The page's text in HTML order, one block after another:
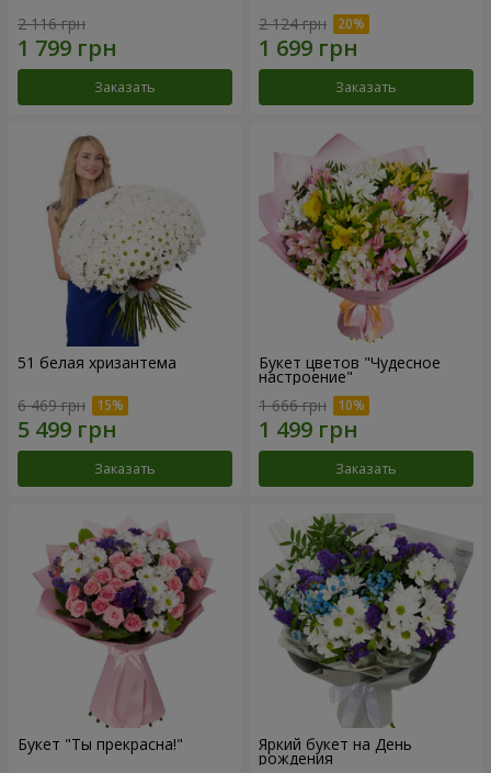
2 116 грн
Заказать
2 124 грн
Заказать
51 белая хризантема
6 469 грн
Заказать
Букет цветов "Чудесное
настроение"
1 666 грн
Заказать
Букет "Ты прекрасна!" Яркий букет на День
рождения